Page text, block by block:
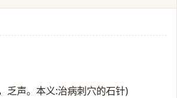
乏声。本义:治病刺穴的石针)